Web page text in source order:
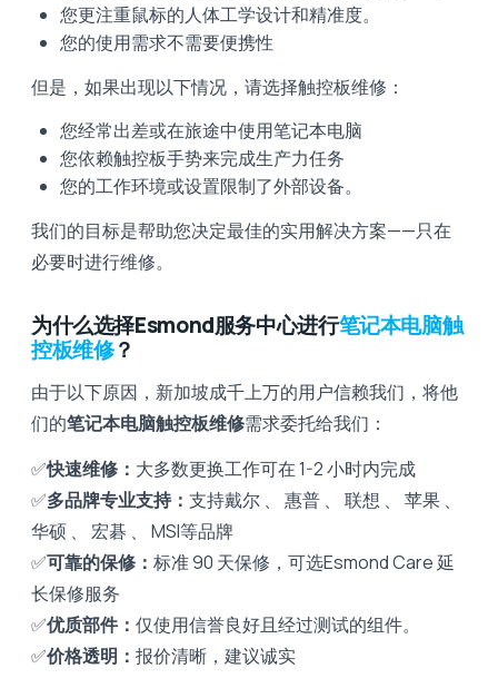
您更注重鼠标的人体工学设计和精准度。
您的使用需求不需要便携性
但是，如果出现以下情况，请选择触控板维修：
您经常出差或在旅途中使用笔记本电脑
您依赖触控板手势来完成生产力任务
您的工作环境或设置限制了外部设备。
我们的目标是帮助您决定最佳的实用解决方案——只在
必要时进行维修。
为什么选择Esmond服务中心进行笔记本电脑触
控板维修？
由于以下原因，新加坡成千上万的用户信赖我们，将他
们的笔记本电脑触控板维修需求委托给我们：
✅快速维修： 大多数更换工作可在 1-2 小时内完成
✅多品牌专业支持： 支持戴尔 、 惠普 、 联想 、 苹果 、
华硕 、 宏碁 、 MSI等品牌
✅可靠的保修： 标准 90 天保修，可选Esmond Care 延
长保修服务
✅优质部件： 仅使用信誉良好且经过测试的组件。
✅价格透明： 报价清晰，建议诚实